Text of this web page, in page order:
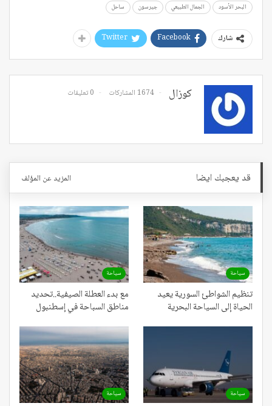
البحر الأسود الجمال الطبيعي جيرسون ساحل
شارك Facebook
Twitter
كوزال 1674 المشاركات 0 تعليقات
قد يعجبك ايضا المزيد عن المؤلف
سياحة
تنظيم الشواطئ السورية يعيد
الحياة إلى السياحة البحرية
سياحة
مع بدء العطلة الصيفية..تحديد
مناطق السباحة في إسطنبول
سياحة سياحة